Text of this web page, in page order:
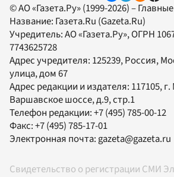
© АО «Газета.Ру» (1999-2026) –
Название: Газета.Ru (Gazeta.Ru)
Учредитель:АО «Газета.Ру», ОГРН
7743625728
Адрес учредителя: 125239, Россия,
улица, дом 67
Адрес редакции и издателя: 117105, г.
Варшавское шоссе, д.9, стр.1
Телефон редакции:+7 (495) 785-00-12
Факс:+7 (495) 785-17-01
Электронная почта: gazeta@gazeta.ru
Свидетельство о регистрации СМИ